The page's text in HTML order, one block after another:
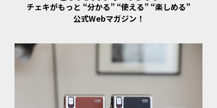
チェキがもっと “分かる” “使える” “楽しめる”
公式Webマガジン！